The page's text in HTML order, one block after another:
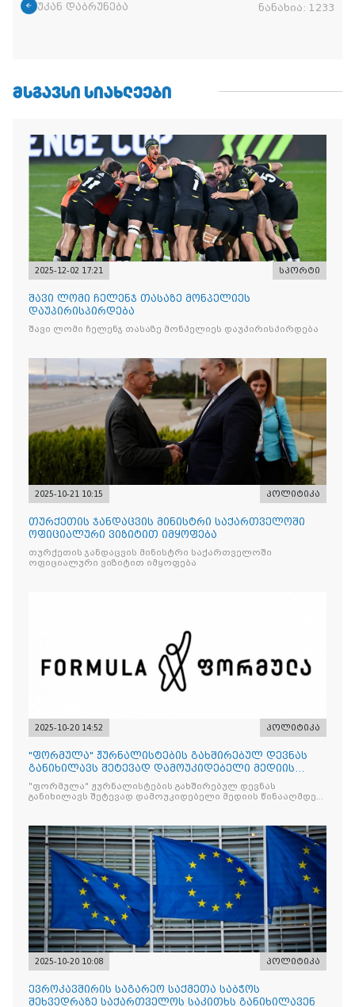
უკან დაბრუნება ნანახია: 1233
ᲛᲡᲒᲐᲕᲡᲘ ᲡᲘᲐᲮᲚᲔᲔᲑᲘ
2025-12-02 17:21 სპორტი
შავი ლომი ჩელენჯ თასაზე მონპელიეს
დაუპირისპირდება
შავი ლომი ჩელენჯ თასაზე მონპელიეს დაუპირისპირდება
2025-10-21 10:15 პოლიტიკა
თურქეთის ჯანდაცვის მინისტრი საქართველოში
ოფიციალური ვიზიტით იმყოფება
თურქეთის ჯანდაცვის მინისტრი საქართველოში
ოფიციალური ვიზიტით იმყოფება
2025-10-20 14:52 პოლიტიკა
"ფორმულა" ჟურნალისტების გახშირებულ დევნას
განიხილავს შეტევად დამოუკიდებელი მედიის
წინააღმდ
"ფორმულა" ჟურნალისტების გახშირებულ დევნას
განიხილავს შეტევად დამოუკიდებელი მედიის წინააღმდეგ,
2025-10-20 10:08 პოლიტიკა
ევროკავშირის საგარეო საქმეთა საბჭოს
შეხვედრაზე საქართველოს საკითხს განიხილავენ